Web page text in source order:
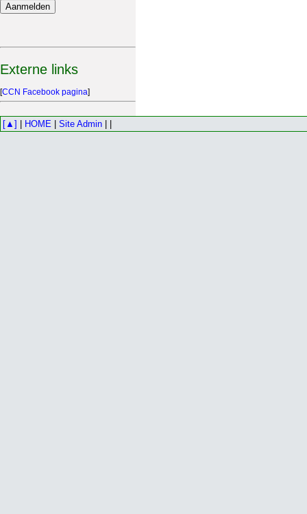
Externe links
[CCN Facebook pagina]
[▲] HOME Site Admin